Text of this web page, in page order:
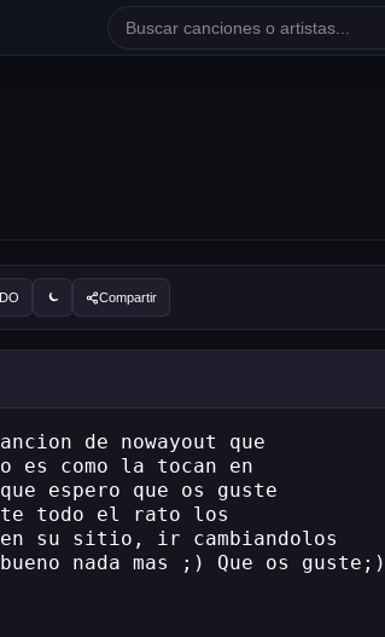
Compartir
de nowayout que
es como la tocan en
espero que os guste
todo el rato los
en su sitio, ir cambiandolos
nada mas ;) Que os guste;)